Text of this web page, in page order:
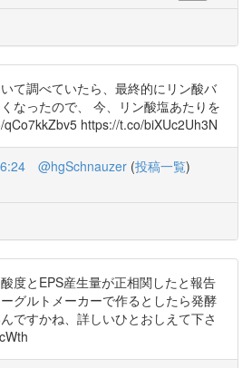
て調べていたら、最終的にリン酸バ
なったので、 今、リン酸塩あたりを
https://t.co/biXUc2Uh3N
@hgSchnauzer (投稿一覧)
度とEPS産生量が正相関したと報告
グルトメーカーで作るとしたら発酵
ですかね、詳しいひとおしえて下さ